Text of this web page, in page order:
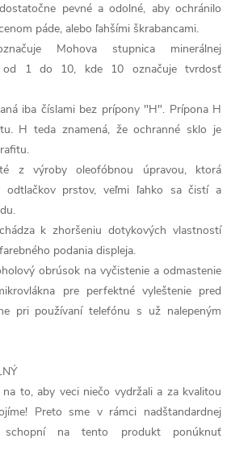
pevné a odolné, aby ochránilo
páde, alebo ľahšími škrabancami.
Mohova stupnica minerálnej
od 1 do 10, kde 10 označuje tvrdosť
iba číslami bez prípony "H". Prípona H
H teda znamená, že ochranné sklo je
z výroby oleofóbnou úpravou, ktorá
odtlačkov prstov, veľmi ľahko sa čistí a
k zhoršeniu dotykových vlastností
podania displeja.
obrúsok na vyčistenie a odmastenie
pre perfektné vyleštenie pred
pri používaní telefónu s už nalepeným
to, aby veci niečo vydržali a za kvalitou
Preto sme v rámci nadštandardnej
schopní na tento produkt ponúknuť